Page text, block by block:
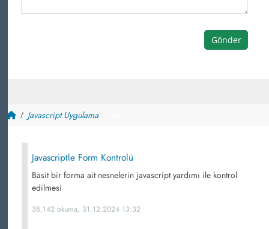
Gönder
Javascript Uygulama
Javascriptle Form Kontrolü
Basit bir forma ait nesnelerin javascript yardımı ile kontrol
edilmesi
38,142 okuma, 31.12.2024 13:32